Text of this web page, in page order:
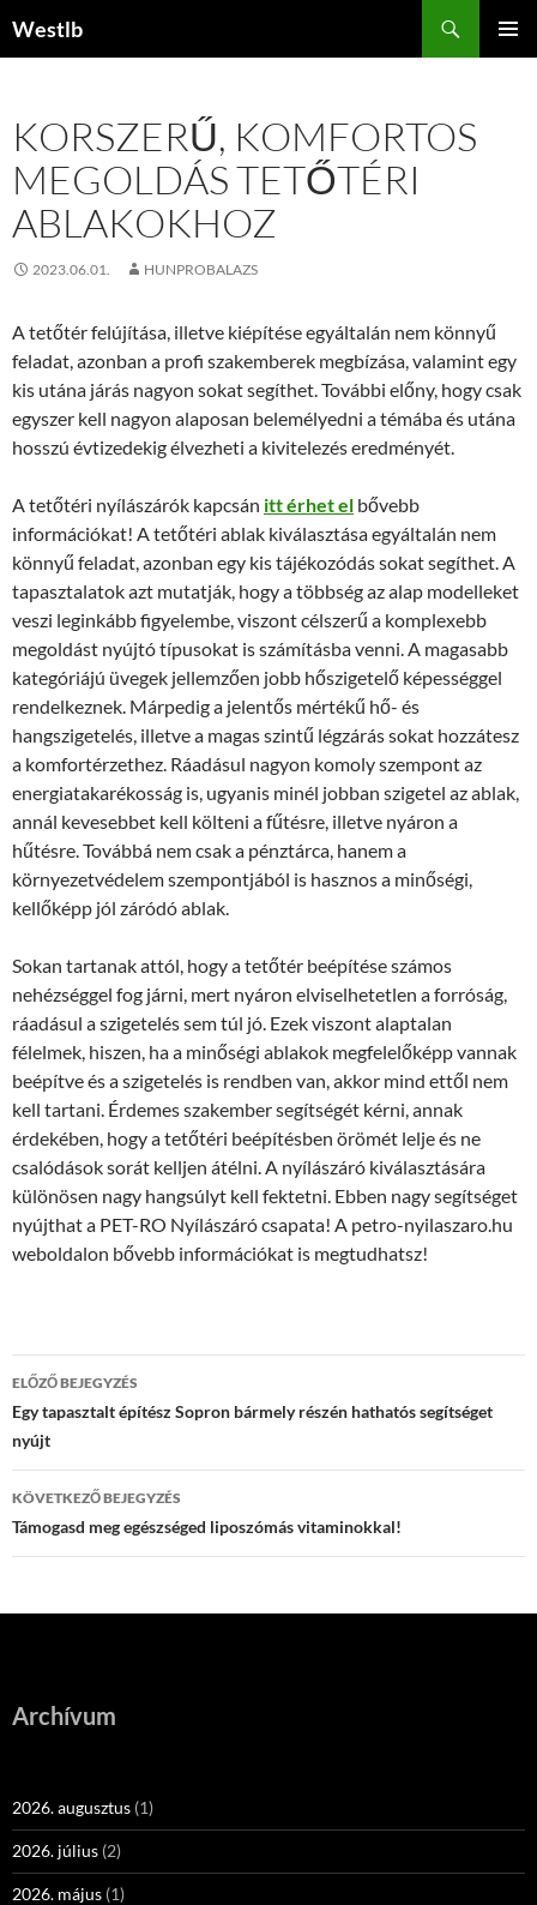
Westlb
KORSZERŰ, KOMFORTOS
MEGOLDÁS TETŐTÉRI
ABLAKOKHOZ
2023.06.01. HUNPROBALAZS
A tetőtér felújítása, illetve kiépítése egyáltalán nem könnyű
feladat, azonban a profi szakemberek megbízása, valamint egy
kis utána járás nagyon sokat segíthet. További előny, hogy csak
egyszer kell nagyon alaposan belemélyedni a témába és utána
hosszú évtizedekig élvezheti a kivitelezés eredményét.
A tetőtéri nyílászárók kapcsán itt érhet el bővebb
információkat! A tetőtéri ablak kiválasztása egyáltalán nem
könnyű feladat, azonban egy kis tájékozódás sokat segíthet. A
tapasztalatok azt mutatják, hogy a többség az alap modelleket
veszi leginkább figyelembe, viszont célszerű a komplexebb
megoldást nyújtó típusokat is számításba venni. A magasabb
kategóriájú üvegek jellemzően jobb hőszigetelő képességgel
rendelkeznek. Márpedig a jelentős mértékű hő- és
hangszigetelés, illetve a magas szintű légzárás sokat hozzátesz
a komfortérzethez. Ráadásul nagyon komoly szempont az
energiatakarékosság is, ugyanis minél jobban szigetel az ablak,
annál kevesebbet kell költeni a fűtésre, illetve nyáron a
hűtésre. Továbbá nem csak a pénztárca, hanem a
környezetvédelem szempontjából is hasznos a minőségi,
kellőképp jól záródó ablak.
Sokan tartanak attól, hogy a tetőtér beépítése számos
nehézséggel fog járni, mert nyáron elviselhetetlen a forróság,
ráadásul a szigetelés sem túl jó. Ezek viszont alaptalan
félelmek, hiszen, ha a minőségi ablakok megfelelőképp vannak
beépítve és a szigetelés is rendben van, akkor mind ettől nem
kell tartani. Érdemes szakember segítségét kérni, annak
érdekében, hogy a tetőtéri beépítésben örömét lelje és ne
csalódások sorát kelljen átélni. A nyílászáró kiválasztására
különösen nagy hangsúlyt kell fektetni. Ebben nagy segítséget
nyújthat a PET-RO Nyílászáró csapata! A petro-nyilaszaro.hu
weboldalon bővebb információkat is megtudhatsz!
Bejegyzés
navigáció
ELŐZŐ BEJEGYZÉS
Egy tapasztalt építész Sopron bármely részén hathatós segítséget
nyújt
KÖVETKEZŐ BEJEGYZÉS
Támogasd meg egészséged liposzómás vitaminokkal!
Archívum
2026. augusztus (1)
2026. július (2)
2026. május (1)